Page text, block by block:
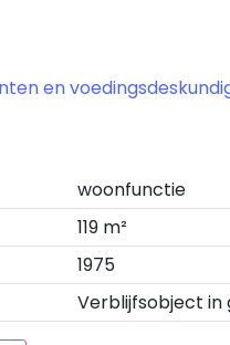
en
woonfunctie
119 m²
1975
Verblijfsobject in